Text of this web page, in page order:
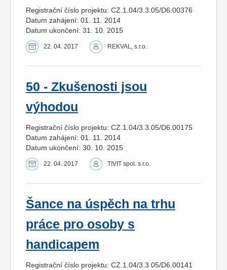
Registrační číslo projektu: CZ.1.04/3.3.05/D6.00376
Datum zahájení: 01. 11. 2014
Datum ukončení: 31. 10. 2015
22. 04. 2017 REKVAL, s.r.o.
50 - Zkušenosti jsou
výhodou
Registrační číslo projektu: CZ.1.04/3.3.05/D6.00175
Datum zahájení: 01. 11. 2014
Datum ukončení: 30. 10. 2015
22. 04. 2017 TIVIT spol. s r.o.
Šance na úspěch na trhu
práce pro osoby s
handicapem
Registrační číslo projektu: CZ.1.04/3.3.05/D6.00141